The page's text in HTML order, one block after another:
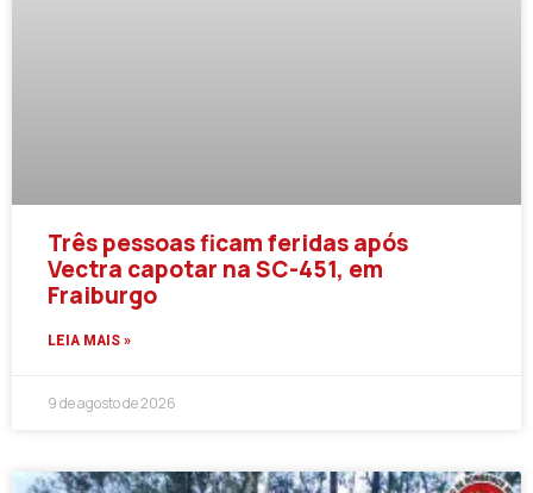
Três pessoas ficam feridas após
Vectra capotar na SC-451, em
Fraiburgo
LEIA MAIS »
9 de agosto de 2026